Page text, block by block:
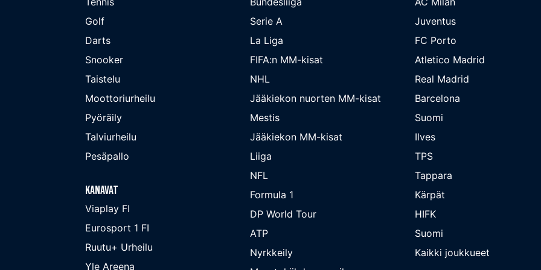
Golf
Darts
Snooker
Taistelu
Moottoriurheilu
Pyöräily
Talviurheilu
Pesäpallo
Kanavat
Viaplay FI
Eurosport 1 FI
Ruutu+ Urheilu
Yle Areena
Serie A
La Liga
FIFA:n MM-kisat
NHL
Jääkiekon nuorten MM-kisat
Mestis
Jääkiekon MM-kisat
Liiga
NFL
Formula 1
DP World Tour
ATP
Nyrkkeily
Juventus
FC Porto
Atletico Madrid
Real Madrid
Barcelona
Suomi
Ilves
TPS
Tappara
Kärpät
HIFK
Suomi
Kaikki joukkueet